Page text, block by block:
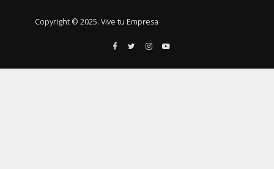
Copyright © 2025. Vive tu Empresa